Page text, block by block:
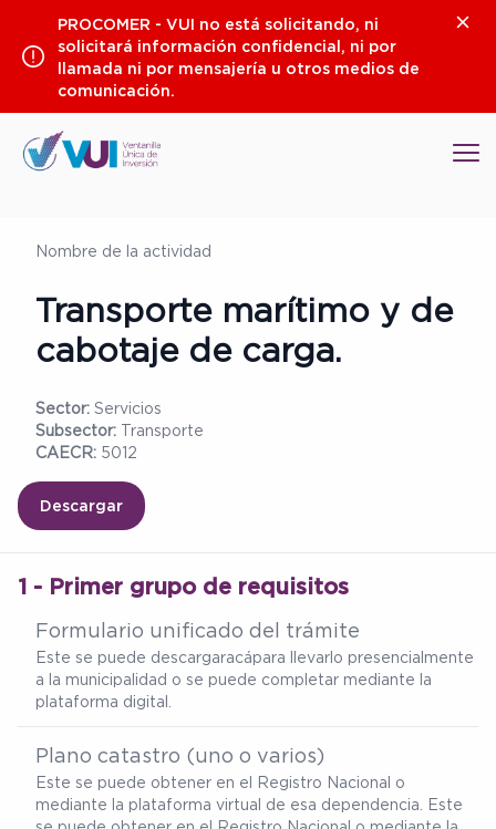
contenido
PROCOMER - VUI no está solicitando, ni
solicitará información confidencial, ni por
llamada ni por mensajería u otros medios de
comunicación.
Nombre de la actividad
Transporte marítimo y de
cabotaje de carga.
Sector: Servicios
Subsector: Transporte
CAECR: 5012
Descargar
1 - Primer grupo de requisitos
Formulario unificado del trámite
Este se puede descargaracápara llevarlo presencialmente
a la municipalidad o se puede completar mediante la
plataforma digital.
Plano catastro (uno o varios)
Este se puede obtener en el Registro Nacional o
mediante la plataforma virtual de esa dependencia. Este